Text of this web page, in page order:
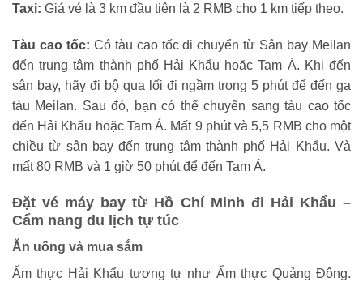
Taxi: Giá vé là 3 km đầu tiên là 2 RMB cho 1 km tiếp theo.
Tàu cao tốc: Có tàu cao tốc di chuyển từ Sân bay Meilan
đến trung tâm thành phố Hải Khẩu hoặc Tam Á. Khi đến
sân bay, hãy đi bộ qua lối đi ngầm trong 5 phút để đến ga
tàu Meilan. Sau đó, bạn có thể chuyển sang tàu cao tốc
đến Hải Khẩu hoặc Tam Á. Mất 9 phút và 5,5 RMB cho một
chiều từ sân bay đến trung tâm thành phố Hải Khẩu. Và
mất 80 RMB và 1 giờ 50 phút để đến Tam Á.
Đặt vé máy bay từ Hồ Chí Minh đi Hải Khẩu –
Cẩm nang du lịch tự túc
Ăn uống và mua sắm
Ẩm thực Hải Khẩu tương tự như Ẩm thực Quảng Đông.